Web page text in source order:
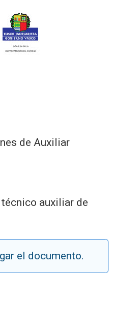
de Auxiliar
auxiliar de
el documento.